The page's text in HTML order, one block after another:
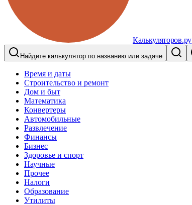
Калькуляторов.ру
Найдите калькулятор по названию или задаче
Время и даты
Строительство и ремонт
Дом и быт
Математика
Конвертеры
Автомобильные
Развлечение
Финансы
Бизнес
Здоровье и спорт
Научные
Прочее
Налоги
Образование
Утилиты